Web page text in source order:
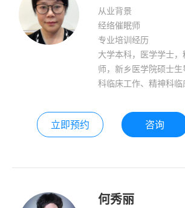
从业背景
经络催眠师
专业培训经历
大学本科，医学学士
师，新乡医学院硕士
科临床工作、精神科临
中港心理治疗系列培训
为、精神分析、催眠治
具有内科、精神科、
病、神经症、心理问题
立即预约 咨询
何秀丽